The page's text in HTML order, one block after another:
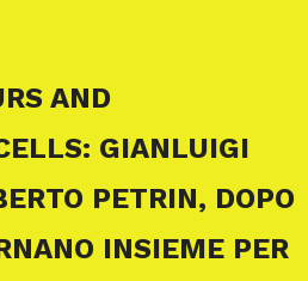
AND
GIANLUIGI
PETRIN, DOPO
INSIEME PER